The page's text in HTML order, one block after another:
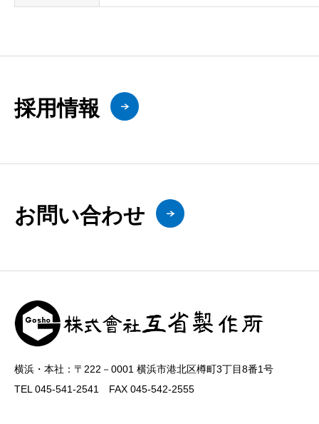
採用情報
お問い合わせ
横浜・本社：〒222－0001 横浜市港北区樽町3丁目8番1号
TEL 045-541-2541 FAX 045-542-2555